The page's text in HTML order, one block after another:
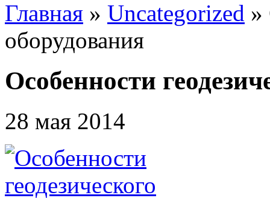
Главная » Uncategorized »
оборудования
Особенности
28 мая 2014